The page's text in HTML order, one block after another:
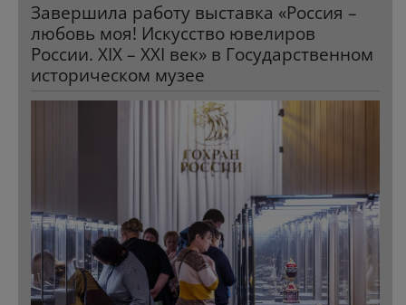
Завершила работу выставка «Россия –
любовь моя! Искусство ювелиров
России. XIX – XXI век» в Государственном
историческом музее